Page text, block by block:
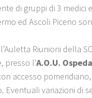
di gruppi di 3 medici
ed Ascoli Piceno
Riunioni della
presso l’A.O.U.
accesso
Eventuali variazioni di